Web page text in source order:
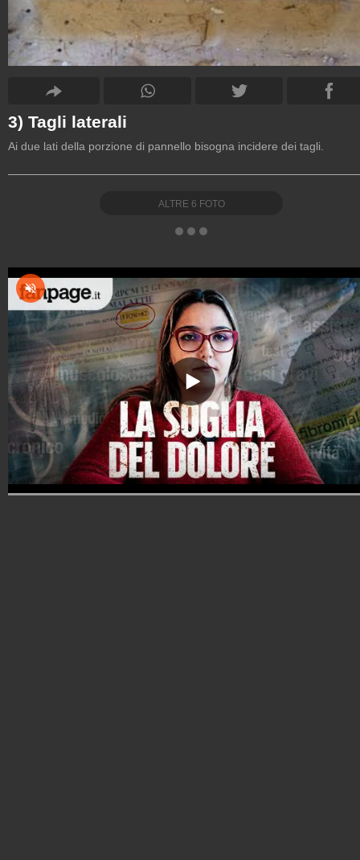
3) Tagli laterali
Ai due lati della porzione di pannello bisogna incidere dei tagli.
ALTRE 6 FOTO